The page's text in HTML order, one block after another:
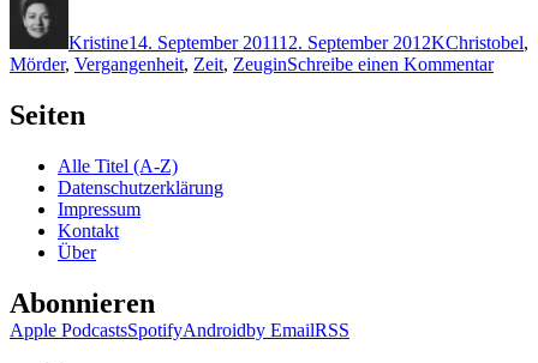
Kristine14. September 201112. September 2012KChristobel,
Mörder, Vergangenheit, Zeit, ZeuginSchreibe einen Kommentarzu
Seiten
Alle Titel (A-Z)
Datenschutzerklärung
Impressum
Kontakt
Über
Abonnieren
Apple PodcastsSpotifyAndroidby EmailRSS